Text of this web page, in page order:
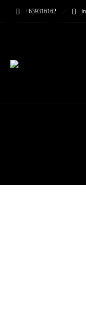
+639316162